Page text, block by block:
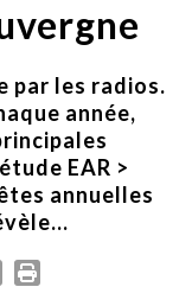
par les radios.
année,
EAR >
annuelles